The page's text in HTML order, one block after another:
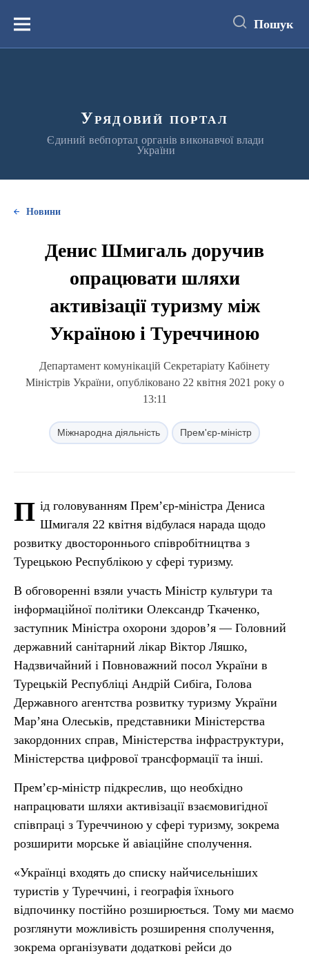
вмістуМеню Пошук
Урядовий портал
Єдиний вебпортал органів виконавчої влади
України
Новини
Денис Шмигаль доручив
опрацювати шляхи
активізації туризму між
Україною і Туреччиною
Департамент комунікацій Секретаріату Кабінету
Міністрів України, опубліковано 22 квітня 2021 року о
13:11
Міжнародна діяльність Прем'єр-міністр
П ід головуванням Прем’єр-міністра Дениса
Шмигаля 22 квітня відбулася нарада щодо
розвитку двостороннього співробітництва з
Турецькою Республікою у сфері туризму.
В обговоренні взяли участь Міністр культури та
інформаційної політики Олександр Ткаченко,
заступник Міністра охорони здоров’я — Головний
державний санітарний лікар Віктор Ляшко,
Надзвичайний і Повноважний посол України в
Турецькій Республіці Андрій Сибіга, Голова
Державного агентства розвитку туризму України
Мар’яна Олеськів, представники Міністерства
закордонних справ, Міністерства інфраструктури,
Міністерства цифрової трансформації та інші.
Прем’єр-міністр підкреслив, що необхідно
напрацювати шляхи активізації взаємовигідної
співпраці з Туреччиною у сфері туризму, зокрема
розширити морське й авіаційне сполучення.
«Українці входять до списку найчисельніших
туристів у Туреччині, і географія їхнього
відпочинку постійно розширюється. Тому ми маємо
розглянути можливість розширення сполучення,
зокрема організувати додаткові рейси до